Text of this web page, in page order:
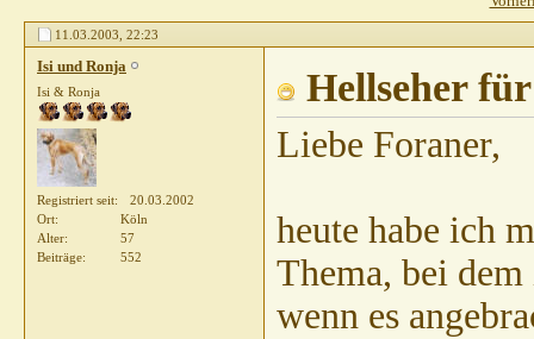
Renate also eigentlich wollte ich es...13.03.2003,18:01
Isi und Ronja Hi, :D :D :D : Renate,...13.03.2003,19:09
Renate Ja!!!!!!! Er dachte: boh ist... 13.03.2003,
20:50
Kristina
13.03.2003,21:28
11.03.2003, 22:23
Isi und Ronja
Isi & Ronja
Registriert seit
20.03.2002
Ort
Köln
Alter
57
Beiträge
552
Hellseher
Liebe Foraner,
heute habe ich
Thema, bei
wenn es